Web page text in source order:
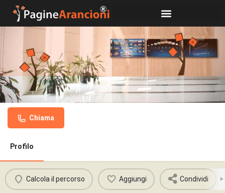
Pürschel Dr. med. Wolfgang
Chiama
Profilo
Calcola il percorso Aggiungi Condividi